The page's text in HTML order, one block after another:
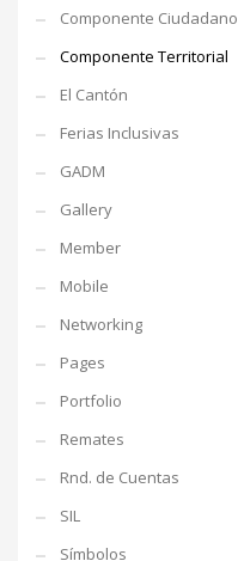
Componente Ciudadano
Componente Territorial
El Cantón
Ferias Inclusivas
GADM
Gallery
Member
Mobile
Networking
Pages
Portfolio
Remates
Rnd. de Cuentas
SIL
Símbolos